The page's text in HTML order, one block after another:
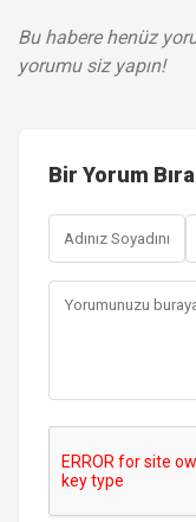
Bu habere henüz
yorumu siz yapın!
Bir Yorum